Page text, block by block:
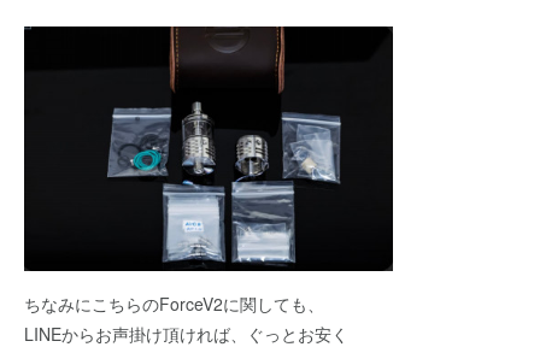
ちなみにこちらのForceV2に関しても、
LINEからお声掛け頂ければ、ぐっとお安く